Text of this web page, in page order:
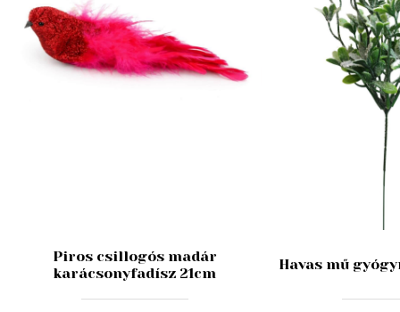
Piros csillogós madár
karácsonyfadísz 21cm
Havas mű